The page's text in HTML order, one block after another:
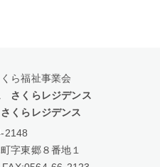
ら福祉事業会
さくらレジデンス
くらレジデンス
2148
字東郷８番地１